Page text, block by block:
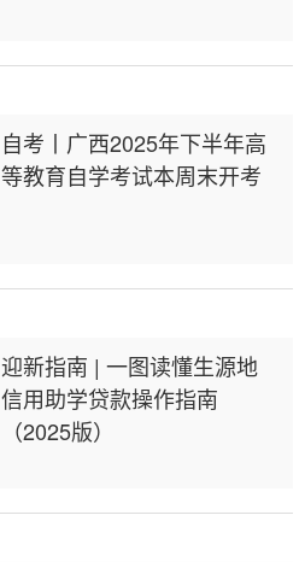
自考丨广西2025年下半年高
等教育自学考试本周末开考
迎新指南 | 一图读懂生源地
信用助学贷款操作指南
（2025版）